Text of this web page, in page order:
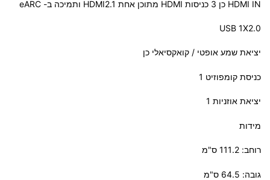
HDMI IN כן 3 כניסות HDMI מתוכן אחת HDMI2.1 ותמיכה ב- eARC
USB 1X2.0
יציאת שמע אופטי / קואקסיאלי כן
כניסת קומפוזיט 1
יציאת אוזניות 1
מידות
רוחב: 111.2 ס"מ
גובה: 64.5 ס"מ